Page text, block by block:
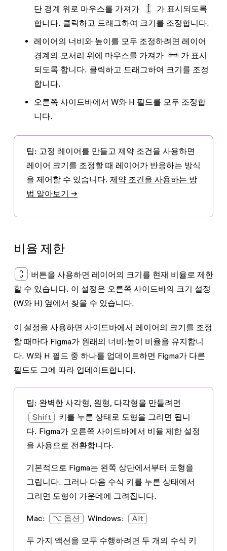
단 경계 위로 마우스를 가져가
가 표시되도록
합니다. 클릭하고 드래그하여 크기를 조정합니다.
레이어의 너비와 높이를 모두 조정하려면 레이어
경계의 모서리 위에 마우스를 가져가
가 표시
되도록 합니다. 클릭하고 드래그하여 크기를 조정
합니다.
오른쪽 사이드바에서 W와 H 필드를 모두 조정합
니다.
팁: 고정 레이어를 만들고 제약 조건을 사용하면
레이어 크기를 조정할 때 레이어가 반응하는 방식
을 제어할 수 있습니다. 제약 조건을 사용하는 방
법 알아보기 →
비율 제한
버튼을 사용하면 레이어의 크기를 현재 비율로 제한
할 수 있습니다. 이 설정은 오른쪽 사이드바의 크기 설정
(W와 H) 옆에서 찾을 수 있습니다.
이 설정을 사용하면 사이드바에서 레이어의 크기를 조정
할 때마다 Figma가 원래의 너비:높이 비율을 유지합니
다. W와 H 필드 중 하나를 업데이트하면 Figma가 다른
필드도 그에 따라 업데이트합니다.
팁: 완벽한 사각형, 원형, 다각형을 만들려면
Shift
키를 누른 상태로 도형을 그리면 됩니
다. Figma가 오른쪽 사이드바에서 비율 제한 설정
을 사용으로 전환합니다.
기본적으로 Figma는 왼쪽 상단에서부터 도형을
그립니다. 그러나 다음 수식 키를 누른 상태에서
그리면 도형이 가운데에 그려집니다.
Mac: ⌥ 옵션 Windows: Alt
두 가지 액션을 모두 수행하려면 두 개의 수식 키